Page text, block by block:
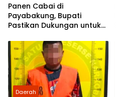
Panen Cabai di
Payabakung, Bupati
Pastikan Dukungan untuk
Daerah